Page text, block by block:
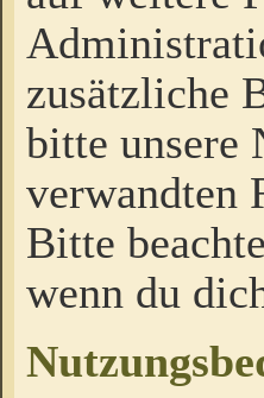
zusätzliche
bitte unsere
verwandten
Bitte
wenn du